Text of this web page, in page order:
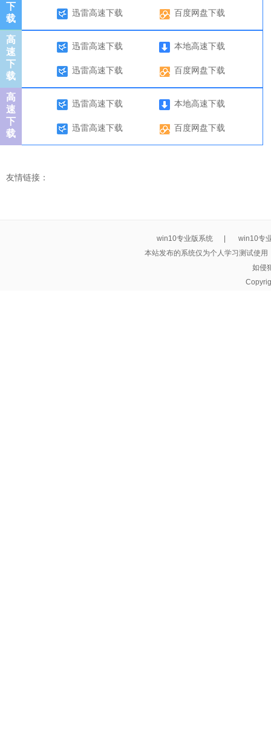
下
载
迅雷高速下载 百度网盘下载
高
速
下
载
迅雷高速下载 本地高速下载
迅雷高速下载 百度网盘下载
高
速
下
载
迅雷高速下载 本地高速下载
迅雷高速下载 百度网盘下载
友情链接：
win10专业版系统
win10专
本站发布的系统仅为个人学习测试使
如侵